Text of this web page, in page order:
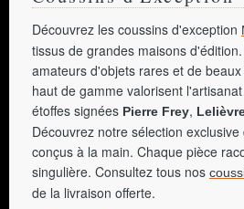
Découvrez les coussins d'exception
tissus de grandes maisons
amateurs d'objets rares et de
haut de gamme valorisent
étoffes signées Pierre Frey,
Découvrez notre sélection
conçus à la main. Chaque pièce
singulière. Consultez tous nos
de la livraison offerte.